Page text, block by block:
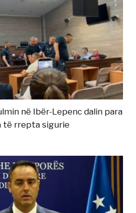
në Ibër-Lepenc dalin para
të rrepta sigurie